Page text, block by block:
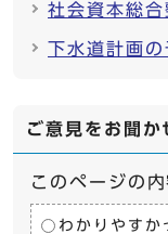
社会資本総
下水道計画の
ご意見をお聞か
このページの
わかりやすか